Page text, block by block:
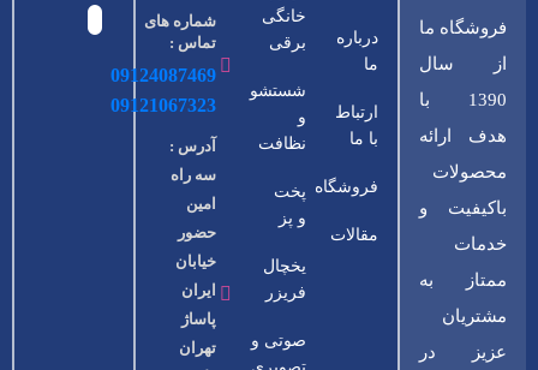
فروشگاه ما
از سال
1390 با
هدف ارائه
محصولات
باکیفیت و
خدمات
ممتاز به
مشتریان
عزیز در
درباره
ما
ارتباط
با ما
فروشگاه
مقالات
خانگی
برقی
شستشو
و
نظافت
پخت
و پز
یخچال
فریزر
صوتی و
شماره های
تماس :
09124087469
09121067323
آدرس :
سه راه
امین
حضور
خیابان
ایران
پاساژ
تهران